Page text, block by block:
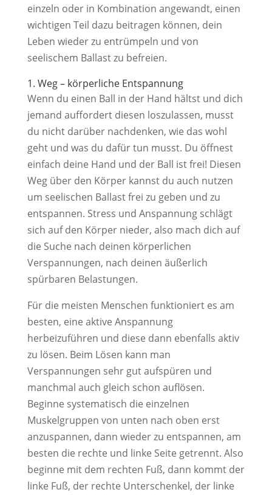
einzeln oder in Kombination angewandt, einen
wichtigen Teil dazu beitragen können, dein
Leben wieder zu entrümpeln und von
seelischem Ballast zu befreien.
1. Weg – körperliche Entspannung
Wenn du einen Ball in der Hand hältst und dich
jemand auffordert diesen loszulassen, musst
du nicht darüber nachdenken, wie das wohl
geht und was du dafür tun musst. Du öffnest
einfach deine Hand und der Ball ist frei! Diesen
Weg über den Körper kannst du auch nutzen
um seelischen Ballast frei zu geben und zu
entspannen. Stress und Anspannung schlägt
sich auf den Körper nieder, also mach dich auf
die Suche nach deinen körperlichen
Verspannungen, nach deinen äußerlich
spürbaren Belastungen.
Für die meisten Menschen funktioniert es am
besten, eine aktive Anspannung
herbeizuführen und diese dann ebenfalls aktiv
zu lösen. Beim Lösen kann man
Verspannungen sehr gut aufspüren und
manchmal auch gleich schon auflösen.
Beginne systematisch die einzelnen
Muskelgruppen von unten nach oben erst
anzuspannen, dann wieder zu entspannen, am
besten die rechte und linke Seite getrennt. Also
beginne mit dem rechten Fuß, dann kommt der
linke Fuß, der rechte Unterschenkel, der linke